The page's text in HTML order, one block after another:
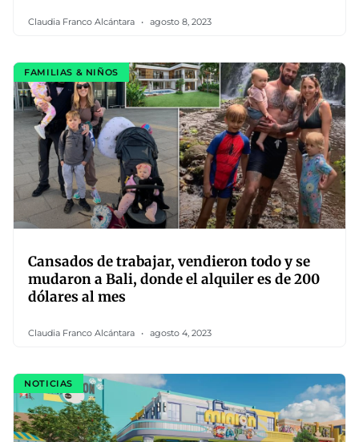
Claudia Franco Alcántara agosto 8, 2023
FAMILIAS & NIÑOS
Cansados de trabajar, vendieron todo y se
mudaron a Bali, donde el alquiler es de 200
dólares al mes
Claudia Franco Alcántara agosto 4, 2023
NOTICIAS